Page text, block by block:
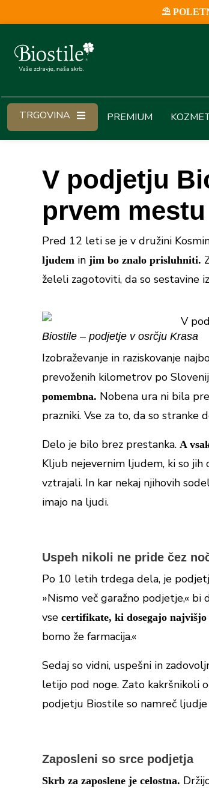
⛱️
TRGOVINA PREMIUM
V podjetju
prvem mestu
Pred 12 leti se je v družini
ljudem in jim bo znalo prisluhniti.
želeli zagotoviti, da so sestavine
Biostile – podjetje v osrčju Krasa
Izobraževanje in raziskovanje
prevoženih kilometrov po
pomembna. Nobena ura ni bila
prazniki. Vse za to, da so stranke
Delo je bilo brez prestanka. A
Kljub nejevernim ljudem, ki so jih
vztrajali. In kar nekaj njihovih
imajo na ljudi.
Uspeh nikoli ne pride čez
Po 10 letih trdega dela, je
»Nismo več garažno podjetje,« bi
vse certifikate, ki dosegajo
bomo že farmacija.«
Sedaj so vidni, uspešni in
letijo pod noge. Zato kakršnikoli
podjetju Biostile so namreč
Zaposleni so srce podjetja
Skrb za zaposlene je celostna.